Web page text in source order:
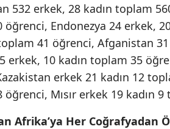
532 erkek, 28 kadın toplam
öğrenci, Endonezya 24 erkek,
41 öğrenci, Afganistan
erkek, 10 kadın toplam 35
erkek 21 kadın 12
Mısır erkek 19 kadın
Afrika’ya Her Coğrafyadan